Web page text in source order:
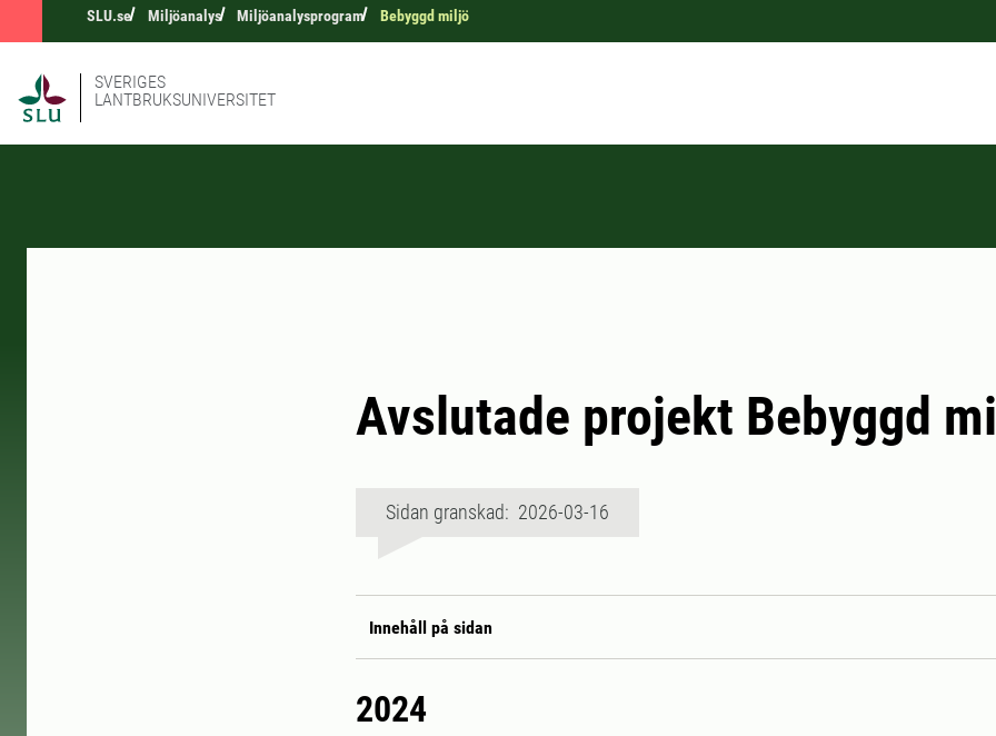
SLU.se Miljöanalys Miljöanalysprogram Bebyggd miljö
SVERIGES
LANTBRUKSUNIVERSITET
Avslutade projekt Bebyggd
Sidan granskad: 2026-03-16
Innehåll på sidan
2024